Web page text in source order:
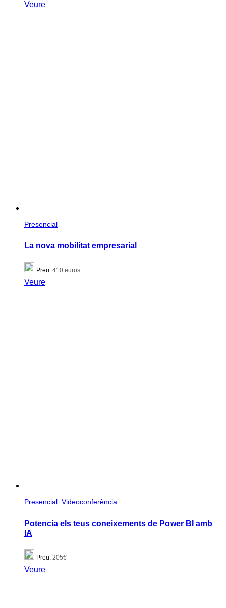
Veure
Presencial
La nova mobilitat empresarial
Preu: 410 euros
Veure
Presencial Videoconferència
Potencia els teus coneixements de Power BI amb
IA
Preu: 205€
Veure